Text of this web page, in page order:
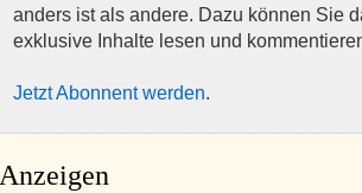
anders ist als andere. Dazu können Sie
exklusive Inhalte lesen und
Jetzt Abonnent werden.
Anzeigen